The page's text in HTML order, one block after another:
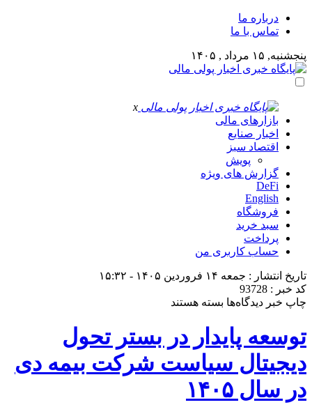
درباره ما
تماس با ما
پنجشنبه, ۱۵ مرداد , ۱۴۰۵
x
بازارهای مالی
اخبار صنایع
اقتصاد سبز
پویش
گزارش های ویژه
DeFi
English
فروشگاه
سبد خرید
پرداخت
حساب کاربری من
تاریخ انتشار : جمعه ۱۴ فروردین ۱۴۰۵ - ۱۵:۳۲
کد خبر : 93728
چاپ خبر دیدگاه‌ها برای
پایدار
در
بستر
تحول
دیجیتال
سیاست
بسته هستند
توسعه پایدار در بستر تحول
دیجیتال سیاست شرکت بیمه دی
در سال ۱۴۰۵